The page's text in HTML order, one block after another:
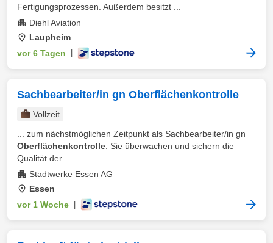
Fertigungsprozessen. Außerdem besitzt ...
Diehl Aviation
Laupheim
vor 6 Tagen
Sachbearbeiter/in gn Oberflächenkontrolle
Vollzeit
... zum nächstmöglichen Zeitpunkt als Sachbearbeiter/in gn
Oberflächenkontrolle . Sie überwachen und sichern die
Qualität der ...
Stadtwerke Essen AG
Essen
vor 1 Woche